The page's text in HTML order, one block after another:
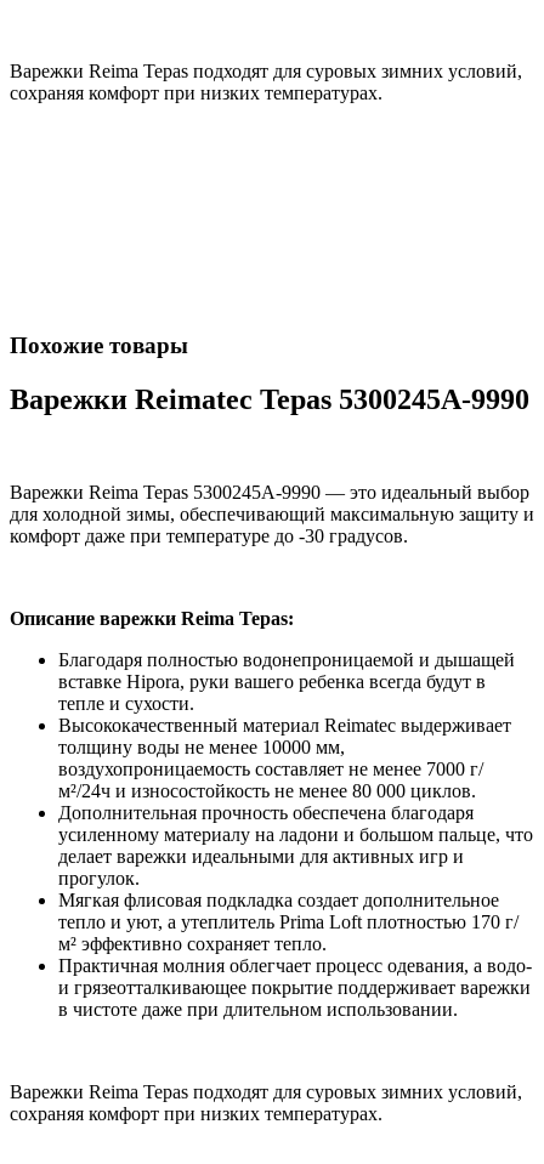
Варежки Reima Tepas подходят для суровых зимних условий,
сохраняя комфорт при низких температурах.
Похожие товары
Варежки Reimatec Tepas 5300245A-9990
Варежки Reima Tepas 5300245A-9990 — это идеальный выбор
для холодной зимы, обеспечивающий максимальную защиту и
комфорт даже при температуре до -30 градусов.
Описание варежки Reima Tepas:
Благодаря полностью водонепроницаемой и дышащей
вставке Hipora, руки вашего ребенка всегда будут в
тепле и сухости.
Высококачественный материал Reimatec выдерживает
толщину воды не менее 10000 мм,
воздухопроницаемость составляет не менее 7000 г/
м²/24ч и износостойкость не менее 80 000 циклов.
Дополнительная прочность обеспечена благодаря
усиленному материалу на ладони и большом пальце, что
делает варежки идеальными для активных игр и
прогулок.
Мягкая флисовая подкладка создает дополнительное
тепло и уют, а утеплитель Prima Loft плотностью 170 г/
м² эффективно сохраняет тепло.
Практичная молния облегчает процесс одевания, а водо-
и грязеотталкивающее покрытие поддерживает варежки
в чистоте даже при длительном использовании.
Варежки Reima Tepas подходят для суровых зимних условий,
сохраняя комфорт при низких температурах.